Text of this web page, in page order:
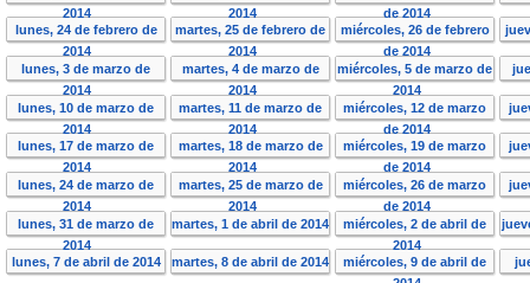
2014
2014
de 2014
lunes, 24 de febrero de
2014
martes, 25 de febrero de
2014
miércoles, 26 de febrero
de 2014
lunes, 3 de marzo de
2014
martes, 4 de marzo de
2014
miércoles, 5 de marzo de
2014
lunes, 10 de marzo de
2014
martes, 11 de marzo de
2014
miércoles, 12 de marzo
de 2014
lunes, 17 de marzo de
2014
martes, 18 de marzo de
2014
miércoles, 19 de marzo
de 2014
lunes, 24 de marzo de
2014
martes, 25 de marzo de
2014
miércoles, 26 de marzo
de 2014
lunes, 31 de marzo de
2014
martes, 1 de abril de 2014
miércoles, 2 de abril de
2014
lunes, 7 de abril de 2014 martes, 8 de abril de 2014
miércoles, 9 de abril de